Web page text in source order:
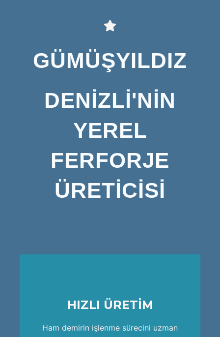
GÜMÜŞYILDIZ
DENİZLİ'NİN
YEREL
FERFORJE
ÜRETİCİSİ
HIZLI ÜRETİM
Ham demirin işlenme sürecini uzman
ekip kadrosu ile ortaya koymaktadır.